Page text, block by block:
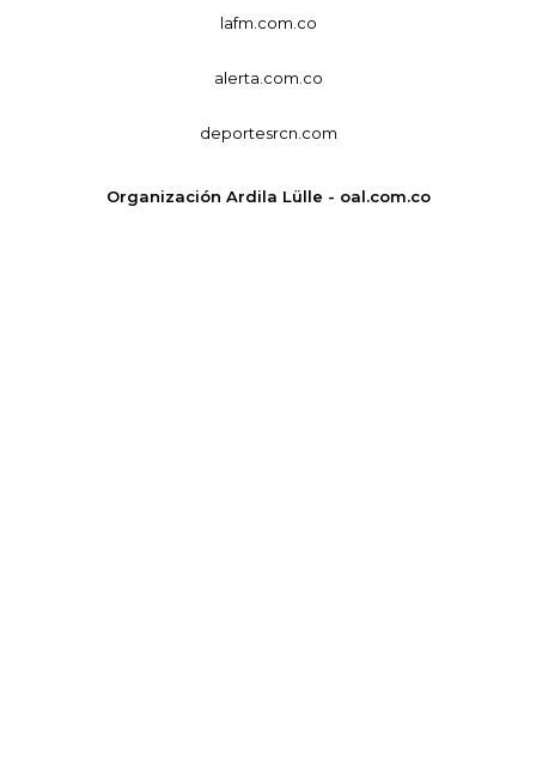
lafm.com.co
alerta.com.co
deportesrcn.com
Organización Ardila Lülle - oal.com.co